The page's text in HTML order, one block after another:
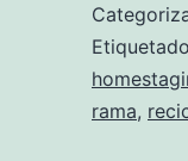
rama,